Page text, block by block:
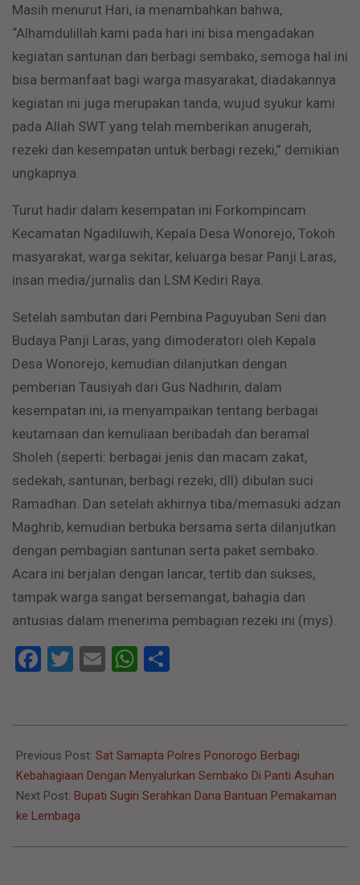
Masih menurut Hari, ia menambahkan bahwa,
“Alhamdulillah kami pada hari ini bisa mengadakan
kegiatan santunan dan berbagi sembako, semoga hal ini
bisa bermanfaat bagi warga masyarakat, diadakannya
kegiatan ini juga merupakan tanda, wujud syukur kami
pada Allah SWT yang telah memberikan anugerah,
rezeki dan kesempatan untuk berbagi rezeki,” demikian
ungkapnya.
Turut hadir dalam kesempatan ini Forkompincam
Kecamatan Ngadiluwih, Kepala Desa Wonorejo, Tokoh
masyarakat, warga sekitar, keluarga besar Panji Laras,
insan media/jurnalis dan LSM Kediri Raya.
Setelah sambutan dari Pembina Paguyuban Seni dan
Budaya Panji Laras, yang dimoderatori oleh Kepala
Desa Wonorejo, kemudian dilanjutkan dengan
pemberian Tausiyah dari Gus Nadhirin, dalam
kesempatan ini, ia menyampaikan tentang berbagai
keutamaan dan kemuliaan beribadah dan beramal
Sholeh (seperti: berbagai jenis dan macam zakat,
sedekah, santunan, berbagi rezeki, dll) dibulan suci
Ramadhan. Dan setelah akhirnya tiba/memasuki adzan
Maghrib, kemudian berbuka bersama serta dilanjutkan
dengan pembagian santunan serta paket sembako.
Acara ini berjalan dengan lancar, tertib dan sukses,
tampak warga sangat bersemangat, bahagia dan
antusias dalam menerima pembagian rezeki ini (mys).
Facebook
Twitter
EmailWhatsApp
04-
15
Previous Post: Sat Samapta Polres Ponorogo Berbagi
Kebahagiaan Dengan Menyalurkan Sembako Di Panti Asuhan
Next Post: Bupati Sugiri Serahkan Dana Bantuan Pemakaman
ke Lembaga